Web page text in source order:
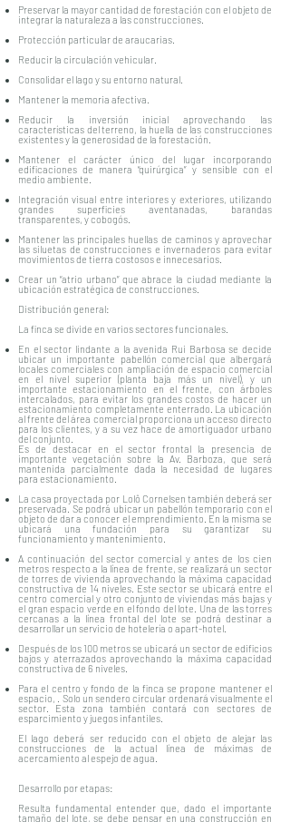
Preservar la mayor cantidad de forestación con el objeto de
integrar la naturaleza a las construcciones.
Protección particular de araucarias.
Reducir la circulación vehicular.
Consolidar el lago y su entorno natural.
Mantener la memoria afectiva.
Reducir la inversión inicial aprovechando las
características del terreno, la huella de las construcciones
existentes y la generosidad de la forestación.
Mantener el carácter único del lugar incorporando
edificaciones de manera “quirúrgica” y sensible con el
medio ambiente.
Integración visual entre interiores y exteriores, utilizando
grandes superficies aventanadas, barandas
transparentes, y cobogós.
Mantener las principales huellas de caminos y aprovechar
las siluetas de construcciones e invernaderos para evitar
movimientos de tierra costosos e innecesarios.
Crear un “atrio urbano” que abrace la ciudad mediante la
ubicación estratégica de construcciones.
Distribución general:
La finca se divide en varios sectores funcionales.
En el sector lindante a la avenida Rui Barbosa se decide
ubicar un importante pabellón comercial que albergará
locales comerciales con ampliación de espacio comercial
en el nivel superior (planta baja más un nivel), y un
importante estacionamiento en el frente, con árboles
intercalados, para evitar los grandes costos de hacer un
estacionamiento completamente enterrado. La ubicación
al frente del área comercial proporciona un acceso directo
para los clientes, y a su vez hace de amortiguador urbano
del conjunto.
Es de destacar en el sector frontal la presencia de
importante vegetación sobre la Av. Barboza, que será
mantenida parcialmente dada la necesidad de lugares
para estacionamiento.
La casa proyectada por Lolô Cornelsen también deberá ser
preservada. Se podrá ubicar un pabellón temporario con el
objeto de dar a conocer el emprendimiento. En la misma se
ubicará una fundación para su garantizar su
funcionamiento y mantenimiento.
A continuación del sector comercial y antes de los cien
metros respecto a la línea de frente, se realizará un sector
de torres de vivienda aprovechando la máxima capacidad
constructiva de 14 niveles. Este sector se ubicará entre el
centro comercial y otro conjunto de viviendas más bajas y
el gran espacio verde en el fondo del lote. Una de las torres
cercanas a la línea frontal del lote se podrá destinar a
desarrollar un servicio de hotelería o apart-hotel.
Después de los 100 metros se ubicará un sector de edificios
bajos y aterrazados aprovechando la máxima capacidad
constructiva de 6 niveles.
Para el centro y fondo de la finca se propone mantener el
espacio, . Solo un sendero circular ordenará visualmente el
sector. Esta zona también contará con sectores de
esparcimiento y juegos infantiles.
El lago deberá ser reducido con el objeto de alejar las
construcciones de la actual línea de máximas de
acercamiento al espejo de agua.
Desarrollo por etapas:
Resulta fundamental entender que, dado el importante
tamaño del lote, se debe pensar en una construcción en